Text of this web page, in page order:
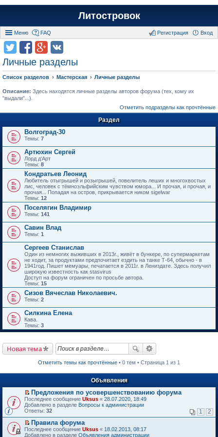
Литостровок
Меню FAQ Вход
Регистрация
Личные разделы
Список разделов Мастерская Личные разделы
Описание: Здесь находятся личные разделы авторов форума (тех, кому их
"выдали"...).
Отметить подразделы как прочтённые
Раздел
Волгоград-30
Темы: 7
Артюхин Сергей
Лорд д'Арт
Темы: 8
Кондратьев Леонид
Любитель отыгрышей и розыгрышей, повелитель леших и многохвостых
лис, человек с тёмноэльфийским чувством юмора... И прочая, и прочая, и
прочая... Попадая на остров, прикрывается ником sigelwar
Темы: 12
Поселягин Владимир
Темы: 141
Савин Влад
Темы: 1
Сергеев Станислав
Один из немногих выживших в 2013г., живёт в бункере, по супермаркетам
не ходит, за продуктами предпочитает ездить на танке Т-64, обычно - в
1941год. Пишет мемуары, печатается в 2011г. в Лениздате. Здесь получил
широкую известность как stasvirus
Доступ на форум ограничен по просьбе автора.
Темы: 15
Сизов Вячеслав Николаевич.
Темы: 2
Силкина Елена
Кава.
Темы: 3
Новая тема
Отметить темы как прочтённые • 0 тем • Страница 1 из 1
Объявления
П
е
р
й
т
и
Предложения по усовершенствованию форума
Последнее сообщение Uksus « 28.07.2020, 18:49
Добавлено в разделе Вопросы к администрации
Ответы: 32 1 2
П
е
Правила форума
Последнее сообщение Uksus « 18.02.2013, 08:17
Добавлено в разделе Объявления администрации